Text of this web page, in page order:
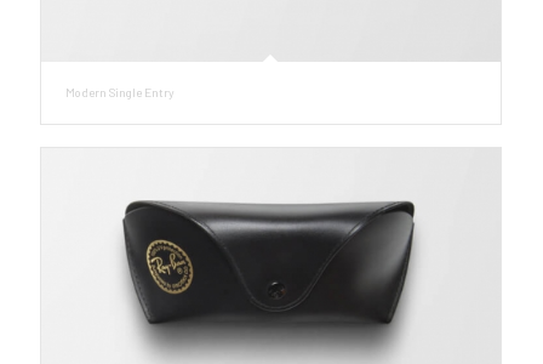
Modern Single Entry